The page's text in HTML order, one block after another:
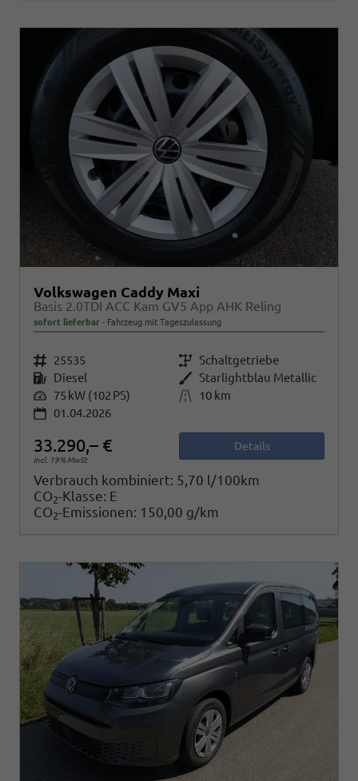
Volkswagen Caddy Maxi
Basis 2.0TDI ACC Kam GV5 App AHK Reling
sofort lieferbar Fahrzeug mit Tageszulassung
Fahrzeugnr. 25535 Getriebe Schaltgetriebe
Kraftstoff Diesel Außenfarbe Starlightblau Metallic
Leistung 75 kW (102 PS) Kilometerstand
10 km
01.04.2026
33.290,– €
incl. 19% MwSt.
Details
Verbrauch kombiniert: 5,70 l/100km
CO2-Klasse: E
CO2-Emissionen: 150,00 g/km